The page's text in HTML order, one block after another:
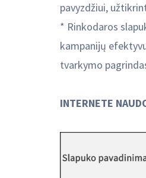
pavyzdžiui,
* Rinkodaros
kampanijų
tvarkymo
INTERNETE